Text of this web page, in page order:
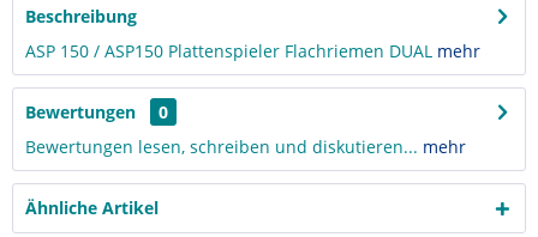
Beschreibung
ASP 150 / ASP150 Plattenspieler Flachriemen DUAL mehr
Bewertungen
0
Bewertungen lesen, schreiben und diskutieren... mehr
Ähnliche Artikel